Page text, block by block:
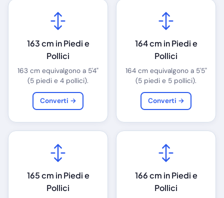
163 cm in Piedi e
Pollici
163 cm equivalgono a 5'4"
(5 piedi e 4 pollici).
Converti →
164 cm in Piedi e
Pollici
164 cm equivalgono a 5'5"
(5 piedi e 5 pollici).
Converti →
165 cm in Piedi e
Pollici
166 cm in Piedi e
Pollici